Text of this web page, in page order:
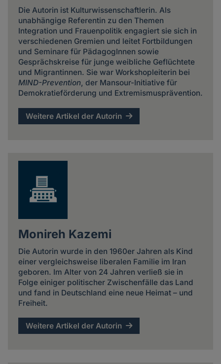
Die Autorin ist Kulturwissenschaftlerin. Als
unabhängige Referentin zu den Themen
Integration und Frauenpolitik engagiert sie sich in
verschiedenen Gremien und leitet Fortbildungen
und Seminare für PädagogInnen sowie
Gesprächskreise für junge weibliche Geflüchtete
und Migrantinnen. Sie war Workshopleiterin bei
MIND-Prevention, der Mansour-Initiative für
Demokratieförderung und Extremismusprävention.
Weitere Artikel der Autorin
Monireh Kazemi
Die Autorin wurde in den 1960er Jahren als Kind
einer vergleichsweise liberalen Familie im Iran
geboren. Im Alter von 24 Jahren verließ sie in
Folge einiger politischer Zwischenfälle das Land
und fand in Deutschland eine neue Heimat – und
Freiheit.
Weitere Artikel der Autorin